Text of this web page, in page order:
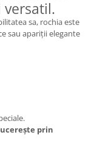
sa, rochia este
sau apariții elegante
prin